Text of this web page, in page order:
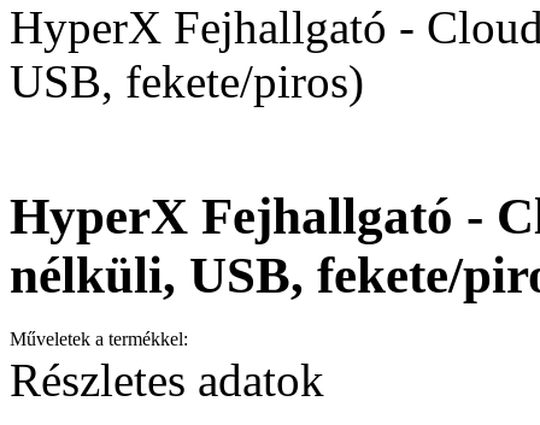
HyperX Fejhallgató -
USB, fekete/piros)
HyperX Fejhallgató -
nélküli, USB, fekete/
Műveletek a termékkel:
Részletes adatok